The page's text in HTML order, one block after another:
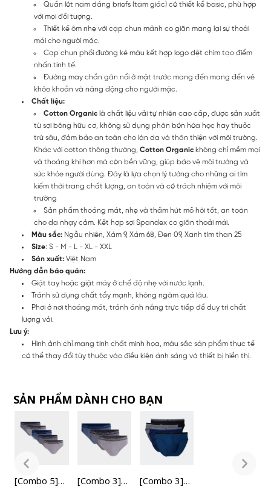
Quần lót nam dáng briefs (tam giác) có thiết kế basic, phù hợp
với mọi đối tượng.
Thiết kế ôm nhẹ với cạp chun mảnh co giãn mang lại sự thoải
mái cho người mặc.
Cạp chun phối đường kẻ màu kết hợp logo dệt chìm tạo điểm
nhấn tinh tế.
Đường may chần gân nổi ở mặt trước mang đến mang đến vẻ
khỏe khoắn và năng động cho người mặc.
Chất liệu:
Cotton Organic là chất liệu vải tự nhiên cao cấp, được sản xuất
từ sợi bông hữu cơ, không sử dụng phân bón hóa học hay thuốc
trừ sâu, đảm bảo an toàn cho làn da và thân thiện với môi trường.
Khác với cotton thông thường, Cotton Organic không chỉ mềm mại
và thoáng khí hơn mà còn bền vững, giúp bảo vệ môi trường và
sức khỏe người dùng. Đây là lựa chọn lý tưởng cho những ai tìm
kiếm thời trang chất lượng, an toàn và có trách nhiệm với môi
trường
Sản phẩm thoáng mát, nhẹ và thấm hút mồ hôi tốt, an toàn
cho da nhạy cảm. Kết hợp sợi Spandex co giãn thoải mái.
Màu sắc: Ngẫu nhiên, Xám 9, Xám 68, Đen 09, Xanh tím than 25
Size: S - M - L - XL - XXL
Sản xuất: Việt Nam
Hướng dẫn bảo quản:
Giặt tay hoặc giặt máy ở chế độ nhẹ với nước lạnh.
Tránh sử dụng chất tẩy mạnh, không ngâm quá lâu.
Phơi ở nơi thoáng mát, tránh ánh nắng trực tiếp để duy trì chất
lượng vải.
Lưu ý:
Hình ảnh chỉ mang tính chất minh họa, màu sắc sản phẩm thực tế
có thể thay đổi tùy thuộc vào điều kiện ánh sáng và thiết bị hiển thị.
SẢN PHẨM DÀNH CHO BẠN
[Combo 5]
[Combo 3]
[Combo 3]